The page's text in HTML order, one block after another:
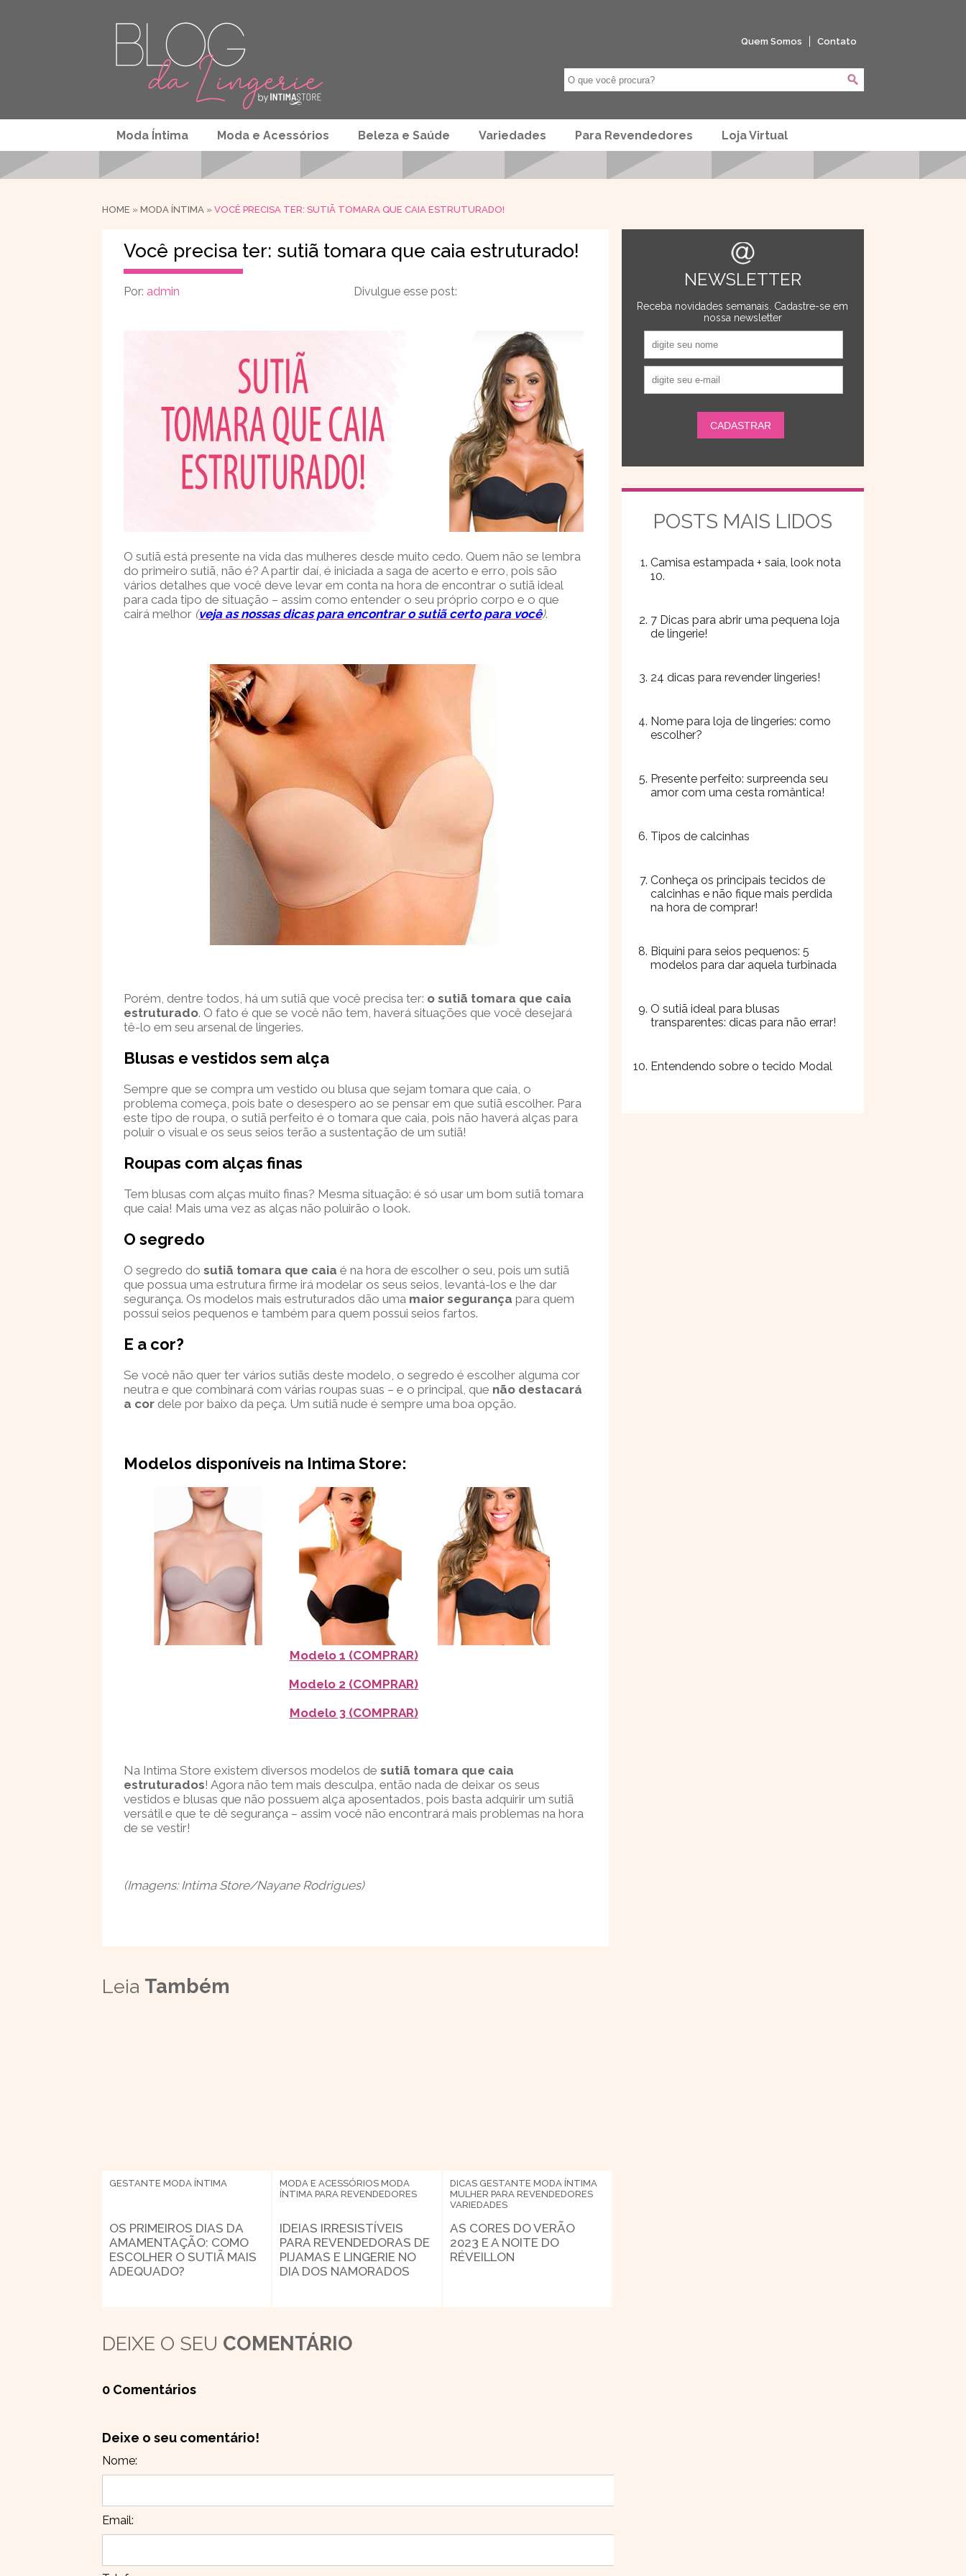
Quem Somos Contato
Moda Íntima Moda e Acessórios Beleza e Saúde Variedades Para Revendedores Loja Virtual
HOME » MODA ÍNTIMA » VOCÊ PRECISA TER: SUTIÃ TOMARA QUE CAIA ESTRUTURADO!
Você precisa ter: sutiã tomara que caia estruturado!
Por: admin Divulgue esse post:
O sutiã está presente na vida das mulheres desde muito cedo. Quem não se lembra
do primeiro sutiã, não é? A partir daí, é iniciada a saga de acerto e erro, pois são
vários detalhes que você deve levar em conta na hora de encontrar o sutiã ideal
para cada tipo de situação – assim como entender o seu próprio corpo e o que
cairá melhor (veja as nossas dicas para encontrar o sutiã certo para você).
Porém, dentre todos, há um sutiã que você precisa ter: o sutiã tomara que caia
estruturado. O fato é que se você não tem, haverá situações que você desejará
tê-lo em seu arsenal de lingeries.
Blusas e vestidos sem alça
Sempre que se compra um vestido ou blusa que sejam tomara que caia, o
problema começa, pois bate o desespero ao se pensar em que sutiã escolher. Para
este tipo de roupa, o sutiã perfeito é o tomara que caia, pois não haverá alças para
poluir o visual e os seus seios terão a sustentação de um sutiã!
Roupas com alças finas
Tem blusas com alças muito finas? Mesma situação: é só usar um bom sutiã tomara
que caia! Mais uma vez as alças não poluirão o look.
O segredo
O segredo do sutiã tomara que caia é na hora de escolher o seu, pois um sutiã
que possua uma estrutura firme irá modelar os seus seios, levantá-los e lhe dar
segurança. Os modelos mais estruturados dão uma maior segurança para quem
possui seios pequenos e também para quem possui seios fartos.
E a cor?
Se você não quer ter vários sutiãs deste modelo, o segredo é escolher alguma cor
neutra e que combinará com várias roupas suas – e o principal, que não destacará
a cor dele por baixo da peça. Um sutiã nude é sempre uma boa opção.
Modelos disponíveis na Intima Store:
Modelo 1 (COMPRAR)
Modelo 2 (COMPRAR)
Modelo 3 (COMPRAR)
Na Intima Store existem diversos modelos de sutiã tomara que caia
estruturados! Agora não tem mais desculpa, então nada de deixar os seus
vestidos e blusas que não possuem alça aposentados, pois basta adquirir um sutiã
versátil e que te dê segurança – assim você não encontrará mais problemas na hora
de se vestir!
(Imagens: Intima Store/Nayane Rodrigues)
Leia Também
GESTANTE MODA ÍNTIMA
OS PRIMEIROS DIAS DA
AMAMENTAÇÃO: COMO
ESCOLHER O SUTIÃ MAIS
ADEQUADO?
MODA E ACESSÓRIOS MODA
ÍNTIMA PARA REVENDEDORES
IDEIAS IRRESISTÍVEIS
PARA REVENDEDORAS DE
PIJAMAS E LINGERIE NO
DIA DOS NAMORADOS
DICAS GESTANTE MODA ÍNTIMA
MULHER PARA REVENDEDORES
VARIEDADES
AS CORES DO VERÃO
2023 E A NOITE DO
RÉVEILLON
DEIXE O SEU COMENTÁRIO
0 Comentários
Deixe o seu comentário!
Nome:
Email:
NEWSLETTER
Receba novidades semanais. Cadastre-se em
nossa newsletter
POSTS MAIS LIDOS
Camisa estampada + saia, look nota
10.
7 Dicas para abrir uma pequena loja
de lingerie!
24 dicas para revender lingeries!
Nome para loja de lingeries: como
escolher?
Presente perfeito: surpreenda seu
amor com uma cesta romântica!
Tipos de calcinhas
Conheça os principais tecidos de
calcinhas e não fique mais perdida
na hora de comprar!
Biquíni para seios pequenos: 5
modelos para dar aquela turbinada
O sutiã ideal para blusas
transparentes: dicas para não errar!
Entendendo sobre o tecido Modal